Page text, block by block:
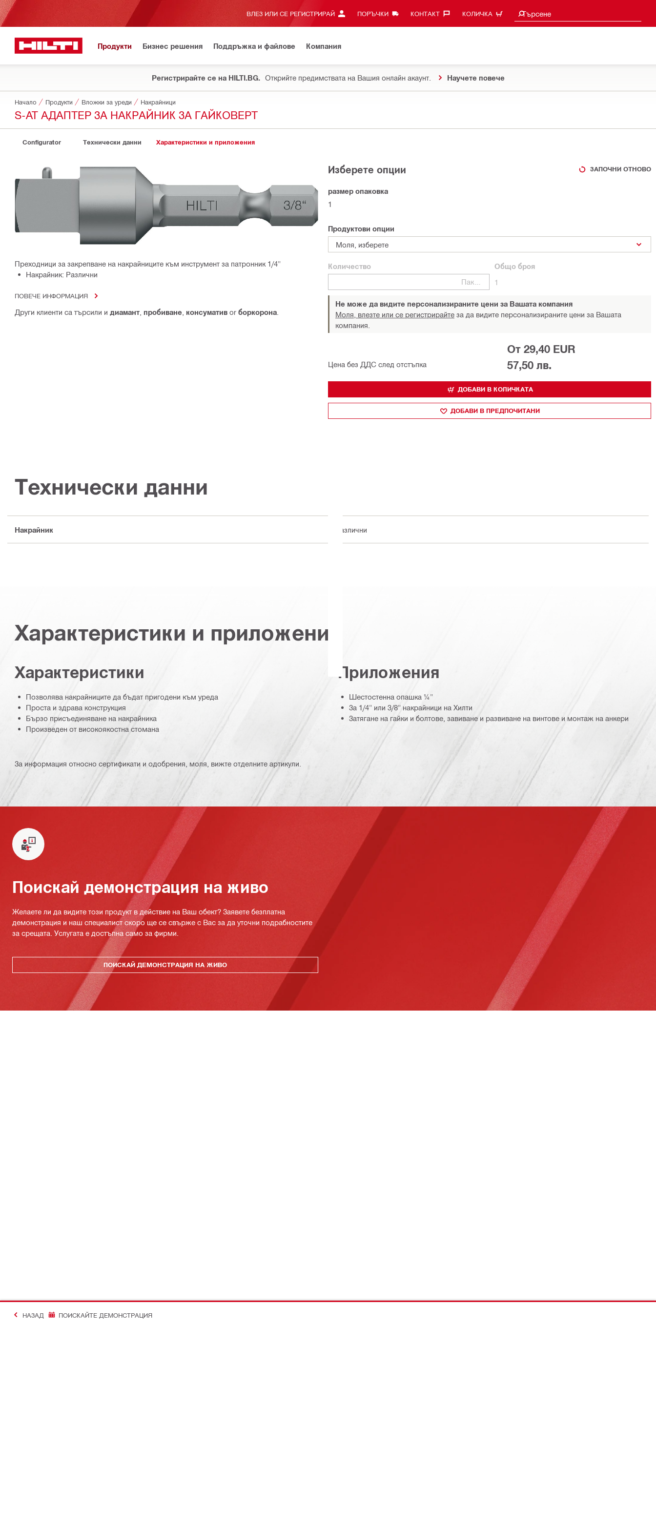
ВЛЕЗ ИЛИ СЕ РЕГИСТРИРАЙ ПОРЪЧКИ КОНТАКТ‎ КОЛИЧКА Търсене
Търси предложения
Продукти Бизнес решения Поддръжка и файлове Компания
Регистрирайте се на HILTI.BG. Открийте предимствата на Вашия онлайн акаунт. Научете повече
Начало Продукти Вложки за уреди Накрайници
S-AT АДАПТЕР ЗА НАКРАЙНИК ЗА ГАЙКОВЕРТ
Configurator Технически данни Характеристики и приложения
Преходници за закрепване на накрайниците към инструмент за патронник 1/4"
Накрайник: Различни
ПОВЕЧЕ ИНФОРМАЦИЯ
Други клиенти са търсили и диамант пробиване консуматив or боркорона
Изберете опции ЗАПОЧНИ ОТНОВО
размер опаковка
1
Продуктови опции
Моля, изберете
Количество
Общо броя
1
Не може да видите персонализираните цени за Вашата компания
Моля, влезте или се регистрирайте за да видите персонализираните цени за Вашата
компания.
Цена без ДДС след отстъпка
От 29,40 EUR
57,50 лв.
ДОБАВИ В КОЛИЧКАТА
ДОБАВИ В ПРЕДПОЧИТАНИ
Технически данни
Накрайник Различни
Характеристики и приложения
Характеристики
Позволява накрайниците да бъдат пригодени към уреда
Проста и здрава конструкция
Бързо присъединяване на накрайника
Произведен от високоякостна стомана
Приложения
Шестостенна опашка ¼"
За 1/4" или 3/8" накрайници на Хилти
Затягане на гайки и болтове, завиване и развиване на винтове и монтаж на анкери
За информация относно сертификати и одобрения, моля, вижте отделните артикули.
Поискай демонстрация на живо
Желаете ли да видите този продукт в действие на Ваш обект? Заявете безплатна
демонстрация и наш специалист скоро ще се свърже с Вас за да уточни подрабностите
за срещата. Услугата е достъпна само за фирми.
ПОИСКАЙ ДЕМОНСТРАЦИЯ НА ЖИВО
НАЗАД ПОИСКАЙТЕ ДЕМОНСТРАЦИЯ